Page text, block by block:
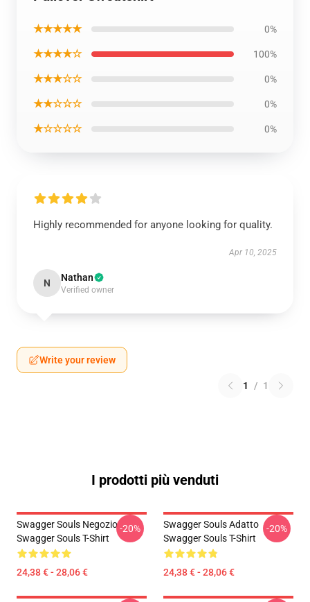
★★★★★ 0%
★★★★☆ 100%
★★★☆☆ 0%
★★☆☆☆ 0%
★☆☆☆☆ 0%
Highly recommended for anyone looking for quality.
Apr 10, 2025
N Nathan
Verified owner
Write your review
1 / 1
I prodotti più venduti
Swagger Souls Negozio
Swagger Souls T-Shirt
24,38 € - 28,06 €
-20%
Swagger Souls Adatto
Swagger Souls T-Shirt
24,38 € - 28,06 €
-20%